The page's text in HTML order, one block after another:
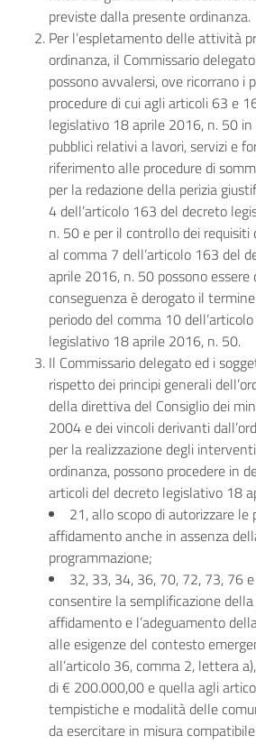
previste dalla presente ordinanza.
Per l’espletamento delle attività
ordinanza, il Commissario
possono avvalersi, ove ricorrano i
procedure di cui agli articoli 63 e
legislativo 18 aprile 2016, n. 50
pubblici relativi a lavori, servizi e
riferimento alle procedure di
per la redazione della perizia
4 dell’articolo 163 del decreto
n. 50 e per il controllo dei requisiti
al comma 7 dell’articolo 163 del
aprile 2016, n. 50 possono essere
conseguenza è derogato il
periodo del comma 10
legislativo 18 aprile 2016, n. 50.
Il Commissario delegato ed i
rispetto dei principi generali
della direttiva del Consiglio dei
2004 e dei vincoli derivanti
per la realizzazione degli
ordinanza, possono procedere in
articoli del decreto legislativo 18
21, allo scopo di autorizzare le
affidamento anche in assenza
programmazione;
32, 33, 34, 36, 70, 72, 73, 76
consentire la semplificazione
affidamento e l’adeguamento
alle esigenze del contesto
all’articolo 36, comma 2, lettera
di € 200.000,00 e quella agli
tempistiche e modalità delle
da esercitare in misura